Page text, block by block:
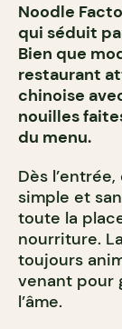
Noodle
qui séduit
Bien que
restaurant
chinoise
nouilles
du menu.
Dès
simple et
toute la
nourriture.
toujours
venant pour
l’âme.